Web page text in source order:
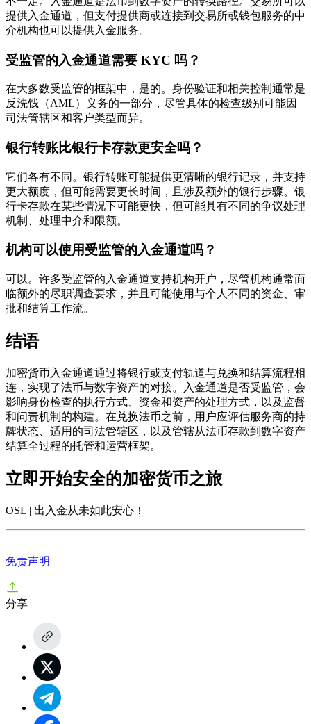
提供入金通道，但支付提供商或连接到交易所或钱包服务的中
介机构也可以提供入金服务。
受监管的入金通道需要 KYC 吗？
在大多数受监管的框架中，是的。身份验证和相关控制通常是
反洗钱（AML）义务的一部分，尽管具体的检查级别可能因
司法管辖区和客户类型而异。
银行转账比银行卡存款更安全吗？
它们各有不同。银行转账可能提供更清晰的银行记录，并支持
更大额度，但可能需要更长时间，且涉及额外的银行步骤。银
行卡存款在某些情况下可能更快，但可能具有不同的争议处理
机制、处理中介和限额。
机构可以使用受监管的入金通道吗？
可以。许多受监管的入金通道支持机构开户，尽管机构通常面
临额外的尽职调查要求，并且可能使用与个人不同的资金、审
批和结算工作流。
结语
加密货币入金通道通过将银行或支付轨道与兑换和结算流程相
连，实现了法币与数字资产的对接。入金通道是否受监管，会
影响身份检查的执行方式、资金和资产的处理方式，以及监督
和问责机制的构建。在兑换法币之前，用户应评估服务商的持
牌状态、适用的司法管辖区，以及管辖从法币存款到数字资产
结算全过程的托管和运营框架。
立即开始安全的加密货币之旅
OSL | 出入金从未如此安心 ！
免责声明
分享